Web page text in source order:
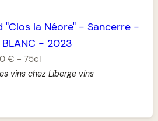
"Clos la Néore"- Sancerre-
BLANC - 2023
€ - 75cl
vins chez Liberge vins